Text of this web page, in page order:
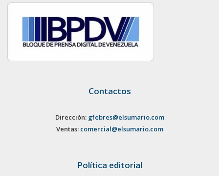
Contactos
Dirección: gfebres@elsumario.com
Ventas: comercial@elsumario.com
Política editorial